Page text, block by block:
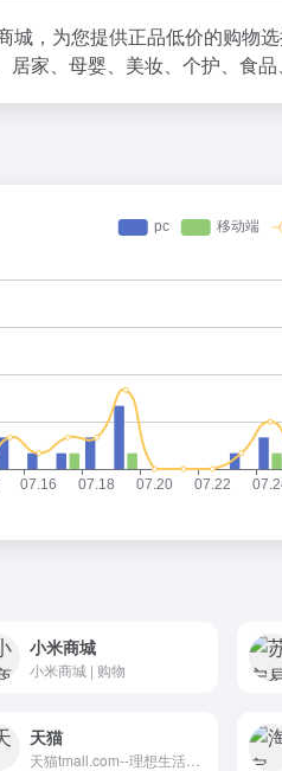
城，为您提供正品低价的购物
家、母婴、美妆、个护、食
小米商城
小米商城 | 购物
天猫
天猫tmall.com--理想生活上天猫 | 购物